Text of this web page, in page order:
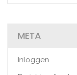
META
Inloggen